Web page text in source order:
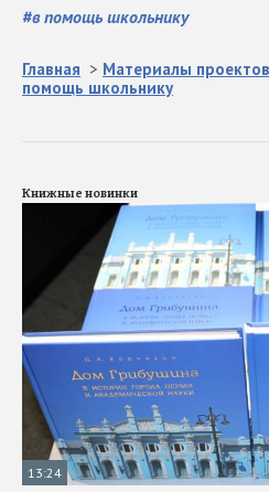
#в помощь школьнику
Главная > Материалы проектов
помощь школьнику
Книжные новинки
13:24